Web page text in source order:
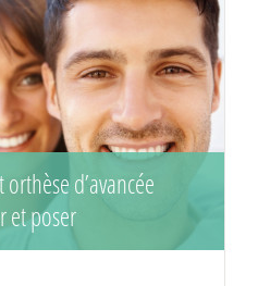
d’avancée
et poser